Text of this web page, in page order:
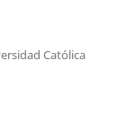
Católica